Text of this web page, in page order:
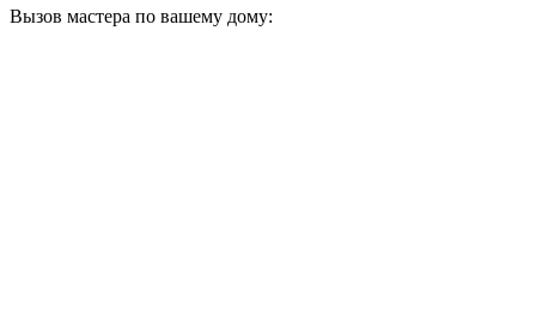
Вызов мастера по вашему дому: